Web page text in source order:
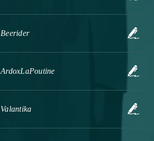
Beerider
ArdoxLaPoutine
Valantika